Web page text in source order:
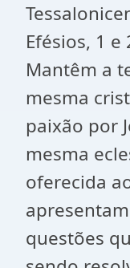
Efésios, 1
Mantêm a
mesma
paixão por
mesma
oferecida
questões